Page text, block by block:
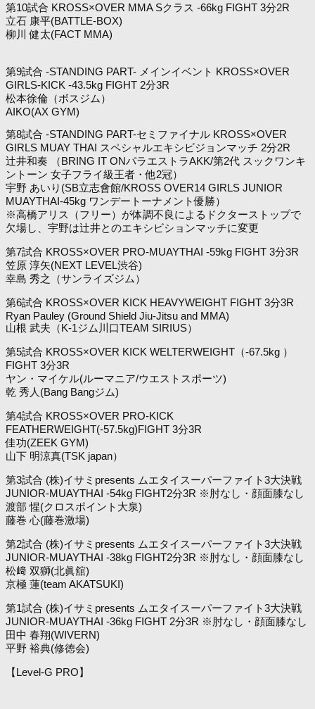
第10試合 KROSS×OVER MMA Sクラス -66kg FIGHT 3分2R
立石 康平(BATTLE-BOX)
柳川 健太(FACT MMA)
第9試合 -STANDING PART- メインイベント KROSS×OVER
GIRLS-KICK -43.5kg FIGHT 2分3R
松本徐倫（ボスジム）
AIKO(AX GYM)
第8試合 -STANDING PART-セミファイナル KROSS×OVER
GIRLS MUAY THAI スペシャルエキシビジョンマッチ 2分2R
辻井和奏 （BRING IT ONパラエストラAKK/第2代 スックワンキ
ントーン 女子フライ級王者・他2冠）
宇野 あいり(SB立志會館/KROSS OVER14 GIRLS JUNIOR
MUAYTHAI-45kg ワンデートーナメント優勝）
※高橋アリス（フリー）が体調不良によるドクターストップで
欠場し、宇野は辻井とのエキシビションマッチに変更
第7試合 KROSS×OVER PRO-MUAYTHAI -59kg FIGHT 3分3R
笠原 淳矢(NEXT LEVEL渋谷)
幸島 秀之（サンライズジム）
第6試合 KROSS×OVER KICK HEAVYWEIGHT FIGHT 3分3R
Ryan Pauley (Ground Shield Jiu-Jitsu and MMA)
山根 武夫（K-1ジム川口TEAM SIRIUS）
第5試合 KROSS×OVER KICK WELTERWEIGHT（-67.5kg ）
FIGHT 3分3R
ヤン・マイケル(ルーマニア/ウエストスポーツ)
乾 秀人(Bang Bangジム)
第4試合 KROSS×OVER PRO-KICK
FEATHERWEIGHT(-57.5kg)FIGHT 3分3R
佳功(ZEEK GYM)
山下 明涼真(TSK japan）
第3試合 (株)イサミpresents ムエタイスーパーファイト3大決戦
JUNIOR-MUAYTHAI -54kg FIGHT2分3R ※肘なし・顔面膝なし
渡部 惺(クロスポイント大泉)
藤巻 心(藤巻激場)
第2試合 (株)イサミpresents ムエタイスーパーファイト3大決戦
JUNIOR-MUAYTHAI -38kg FIGHT2分3R ※肘なし・顔面膝なし
松﨑 双獅(北眞舘)
京極 蓮(team AKATSUKI)
第1試合 (株)イサミpresents ムエタイスーパーファイト3大決戦
JUNIOR-MUAYTHAI -36kg FIGHT 2分3R ※肘なし・顔面膝なし
田中 春翔(WIVERN)
平野 裕典(修徳会)
【Level-G PRO】